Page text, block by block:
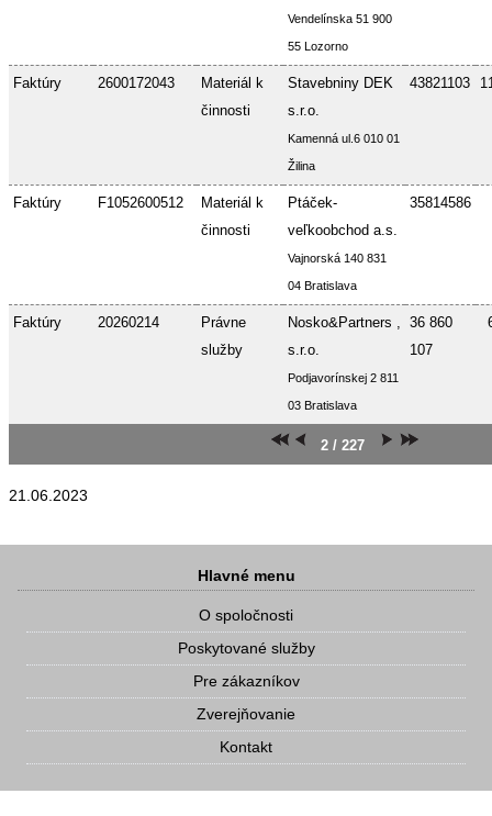
Vendelínska 51 900
55 Lozorno
Faktúry 2600172043
Materiál k
činnosti
Stavebniny DEK
s.r.o.
Kamenná ul.6 010 01
Žilina
43821103
Faktúry F1052600512
Materiál k
činnosti
Ptáček-
veľkoobchod a.s.
Vajnorská 140 831
04 Bratislava
35814586
Faktúry 20260214
Právne
služby
Nosko&Partners ,
s.r.o.
Podjavorínskej 2 811
03 Bratislava
36 860
107
2 / 227
21.06.2023
Hlavné menu
O spoločnosti
Poskytované služby
Pre zákazníkov
Zverejňovanie
Kontakt